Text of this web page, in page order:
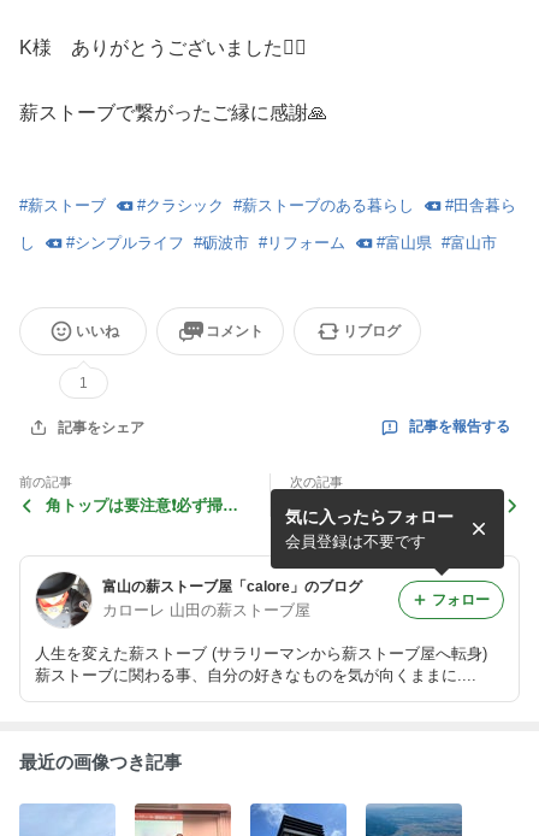
K様 ありがとうございました🙇‍♂️
薪ストーブで繋がったご縁に感謝🙏
#薪ストーブ #クラシック #薪ストーブのある暮らし #田舎暮ら
し #シンプルライフ #砺波市 #リフォーム #富山県 #富山市
いいね
1
コメント リブログ
記事をシェア 記事を報告する
前の記事
角トップは要注意❗️必ず掃除
次の記事
日本のエネルギーについて
富山の薪ストーブ屋「calore」のブログ
カローレ 山田の薪ストーブ屋
人生を変えた薪ストーブ (サラリーマンから薪ストーブ屋へ転身)
薪ストーブに関わる事、自分の好きなものを気が向くままに....
気に入ったらフォロー
会員登録は不要です
フォロー
最近の画像つき記事